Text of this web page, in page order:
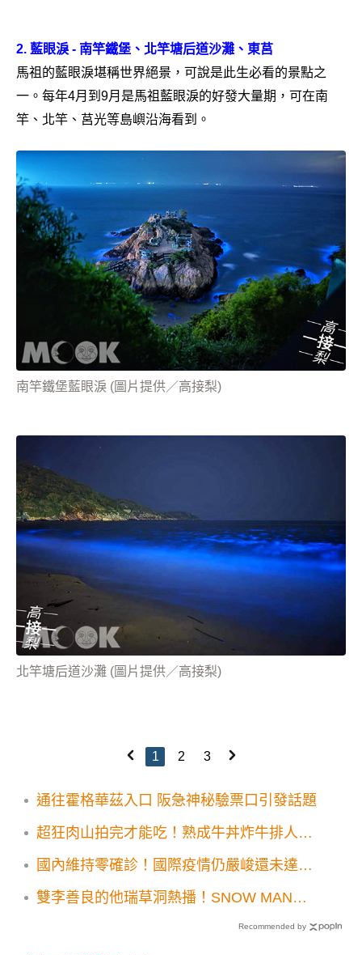
2. 藍眼淚 - 南竿鐵堡、北竿塘后道沙灘、東莒
馬祖的藍眼淚堪稱世界絕景，可說是此生必看的景點之
一。每年4月到9月是馬祖藍眼淚的好發大量期，可在南
竿、北竿、莒光等島嶼沿海看到。
南竿鐵堡藍眼淚 (圖片提供／高接梨)
北竿塘后道沙灘 (圖片提供／高接梨)
1 2 3
通往霍格華茲入口 阪急神秘驗票口引發話題
超狂肉山拍完才能吃！熟成牛丼炸牛排人氣
國內維持零確診！國際疫情仍嚴峻還未達高
雙李善良的他瑞草洞熱播！SNOW MAN旅
Recommended by